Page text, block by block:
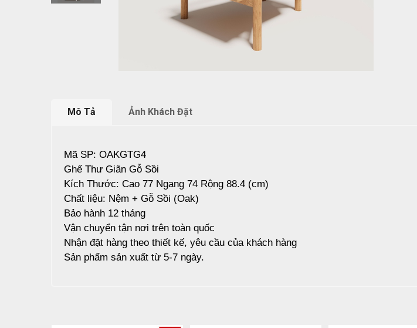
Mô Tả Ảnh Khách Đặt
Mã SP: OAKGTG4
Ghế Thư Giãn Gỗ Sồi
Kích Thước: Cao 77 Ngang 74 Rộng 88.4 (cm)
Chất liệu: Nệm + Gỗ Sồi (Oak)
Bảo hành 12 tháng
Vận chuyển tận nơi trên toàn quốc
Nhận đặt hàng theo thiết kế, yêu cầu của khách hàng
Sản phẩm sản xuất từ 5-7 ngày.